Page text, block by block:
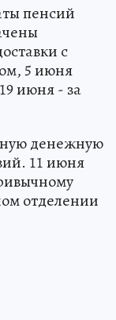
пенсий
с
5 июня
июня - за
денежную
11 июня
отделении